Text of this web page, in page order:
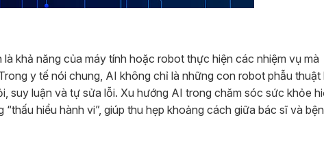
khả năng của máy tính hoặc robot thực hiện các nhiệm vụ mà
y tế nói chung, AI không chỉ là những con robot phẫu thuật
suy luận và tự sửa lỗi. Xu hướng AI trong chăm sóc sức khỏe
hiểu hành vi”, giúp thu hẹp khoảng cách giữa bác sĩ và